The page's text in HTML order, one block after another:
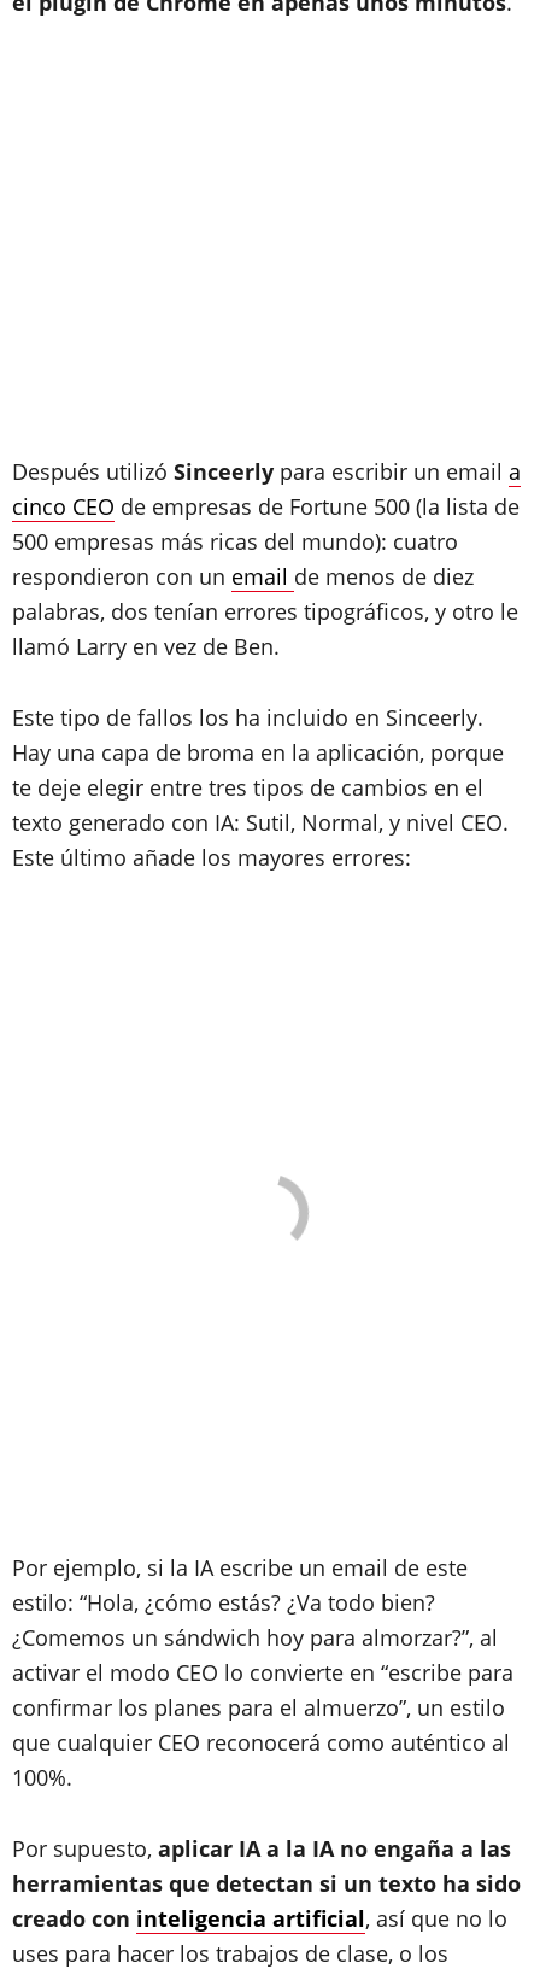
Después utilizó Sinceerly para escribir un email a
cinco CEO de empresas de Fortune 500 (la lista de
500 empresas más ricas del mundo): cuatro
respondieron con un email de menos de diez
palabras, dos tenían errores tipográficos, y otro le
llamó Larry en vez de Ben.
Este tipo de fallos los ha incluido en Sinceerly.
Hay una capa de broma en la aplicación, porque
te deje elegir entre tres tipos de cambios en el
texto generado con IA: Sutil, Normal, y nivel CEO.
Este último añade los mayores errores:
Por ejemplo, si la IA escribe un email de este
estilo: “Hola, ¿cómo estás? ¿Va todo bien?
¿Comemos un sándwich hoy para almorzar?”, al
activar el modo CEO lo convierte en “escribe para
confirmar los planes para el almuerzo”, un estilo
que cualquier CEO reconocerá como auténtico al
100%.
Por supuesto, aplicar IA a la IA no engaña a las
herramientas que detectan si un texto ha sido
creado con inteligencia artificial, así que no lo
uses para hacer los trabajos de clase, o los